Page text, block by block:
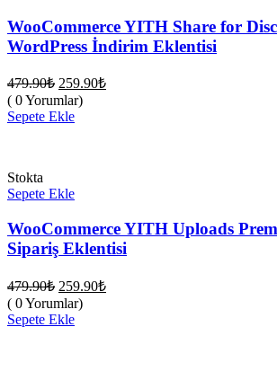
WooCommerce YITH Share for
WordPress İndirim Eklentisi
479.90₺ Orijinal
fiyat:
479.90₺.
259.90₺Şu
( 0 Yorumlar)
Sepete Ekle
Stokta
Sepete Ekle
WooCommerce YITH Uploads
Sipariş Eklentisi
479.90₺ Orijinal
fiyat:
479.90₺.
259.90₺Şu
( 0 Yorumlar)
Sepete Ekle